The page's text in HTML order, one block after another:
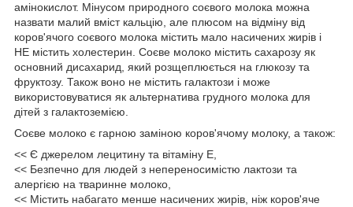
амінокислот. Мінусом природного соєвого молока можна
назвати малий вміст кальцію, але плюсом на відміну від
коров'ячого соєвого молока містить мало насичених жирів і
НЕ містить холестерин. Соєве молоко містить сахарозу як
основний дисахарид, який розщеплюється на глюкозу та
фруктозу. Також воно не містить галактози і може
використовуватися як альтернатива грудного молока для
дітей з галактоземією.
Соєве молоко є гарною заміною коров'ячому молоку, а також:
<< Є джерелом лецитину та вітаміну Е,
<< Безпечно для людей з непереносимістю лактози та
алергією на тваринне молоко,
<< Містить набагато менше насичених жирів, ніж коров'яче